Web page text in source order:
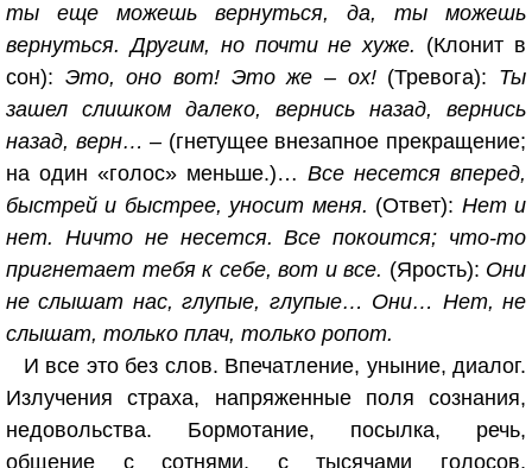
ты еще можешь вернуться, да, ты можешь
вернуться. Другим, но почти не хуже. (Клонит в
сон): Это, оно вот! Это же – ох!(Тревога): Ты
зашел слишком далеко, вернись назад, вернись
назад, верн… – (гнетущее внезапное прекращение;
на один «голос» меньше.)… Все несется вперед,
быстрей и быстрее, уносит меня. (Ответ): Нет и
нет. Ничто не несется. Все покоится; что-то
пригнетает тебя к себе, вот и все. (Ярость): Они
не слышат нас, глупые, глупые… Они… Нет, не
слышат, только плач, только ропот.
И все это без слов. Впечатление, уныние, диалог.
Излучения страха, напряженные поля сознания,
недовольства. Бормотание, посылка, речь,
общение с сотнями, с тысячами голосов,